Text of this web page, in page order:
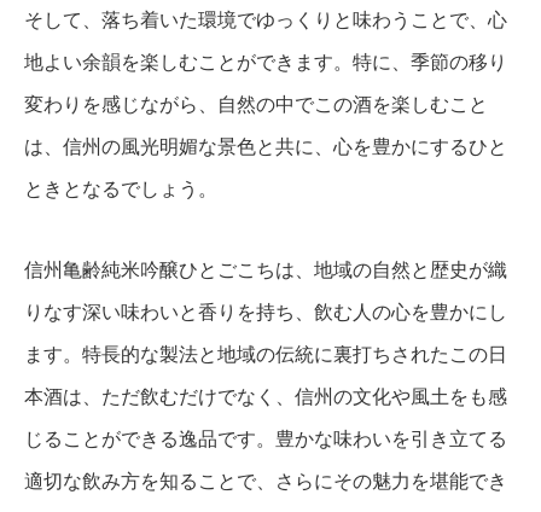
そして、落ち着いた環境でゆっくりと味わうことで、心
地よい余韻を楽しむことができます。特に、季節の移り
変わりを感じながら、自然の中でこの酒を楽しむこと
は、信州の風光明媚な景色と共に、心を豊かにするひと
ときとなるでしょう。
信州亀齢純米吟醸ひとごこちは、地域の自然と歴史が織
りなす深い味わいと香りを持ち、飲む人の心を豊かにし
ます。特長的な製法と地域の伝統に裏打ちされたこの日
本酒は、ただ飲むだけでなく、信州の文化や風土をも感
じることができる逸品です。豊かな味わいを引き立てる
適切な飲み方を知ることで、さらにその魅力を堪能でき